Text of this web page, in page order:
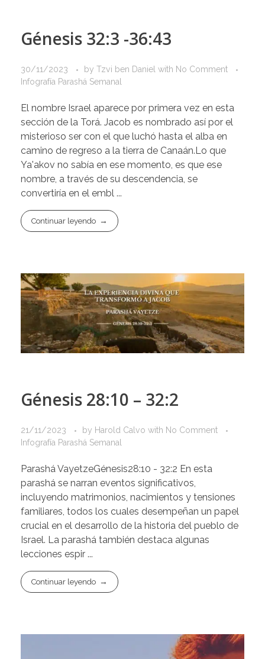
Génesis 32:3 -36:43
30/11/2023 by Tzvi ben Daniel with No Comment
Infografía Parashá Semanal
El nombre Israel aparece por primera vez en esta
sección de la Torá. Jacob es nombrado así por el
misterioso ser con el que luchó hasta el alba en
camino de regreso a la tierra de Canaán.Lo que
Ya'akov no sabía en ese momento, es que ese
nombre, a través de su descendencia, se
convertiría en el embl ...
Continuar leyendo
Génesis 28:10 – 32:2
21/11/2023 by Harold Calvo with No Comment
Infografía Parashá Semanal
Parashá VayetzeGénesis28:10 - 32:2 En esta
parashá se narran eventos significativos,
incluyendo matrimonios, nacimientos y tensiones
familiares, todos los cuales desempeñan un papel
crucial en el desarrollo de la historia del pueblo de
Israel. La parashá también destaca algunas
lecciones espir ...
Continuar leyendo